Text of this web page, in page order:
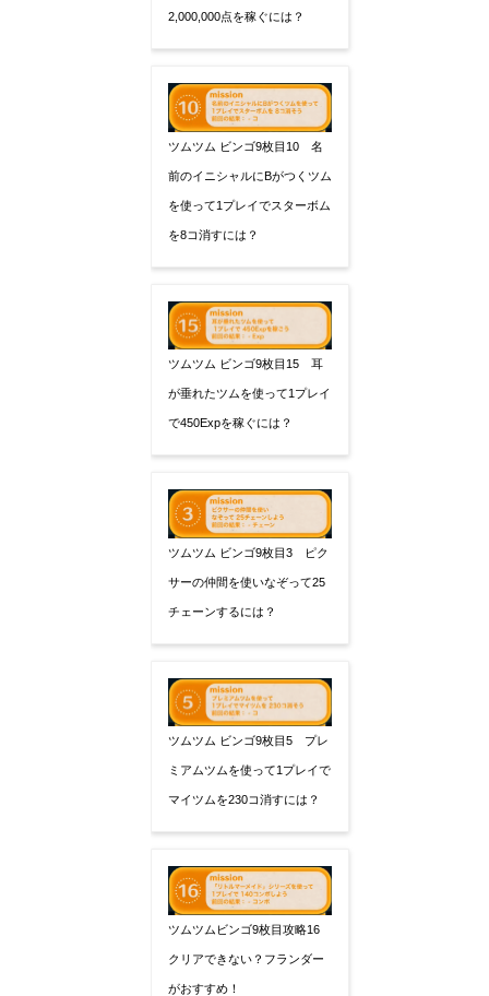
2,000,000点を稼ぐには？
ツムツム ビンゴ9枚目10 名
前のイニシャルにBがつくツム
を使って1プレイでスターボム
を8コ消すには？
ツムツム ビンゴ9枚目15 耳
が垂れたツムを使って1プレイ
で450Expを稼ぐには？
ツムツム ビンゴ9枚目3 ピク
サーの仲間を使いなぞって25
チェーンするには？
ツムツム ビンゴ9枚目5 プレ
ミアムツムを使って1プレイで
マイツムを230コ消すには？
ツムツムビンゴ9枚目攻略16
クリアできない？フランダー
がおすすめ！